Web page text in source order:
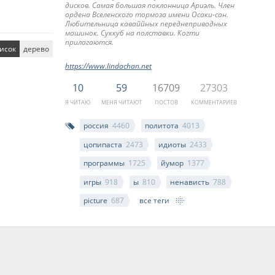
дисков. Самая большая поклонница Ариэль. Член
ордена Вселенского тормоза имени Осаки-сан.
Любительница каваййных переднеприводных
машинок. Суккуб на полставки. Когти
прилагаются.
https://www.lindachan.net
10
Я ЧИТАЮ
59
МЕНЯ ЧИТАЮТ
16709
ПОСТОВ
27303
КОММЕНТАРИЕВ
россия 4460 политота 4013
цопипаста 2473 идиоты 2433
программы 1725 йумор 1377
игры 918 ы 810 ненависть 788
picture 687 все теги
дерево